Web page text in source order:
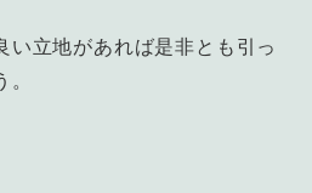
い立地があれば是非とも引っ